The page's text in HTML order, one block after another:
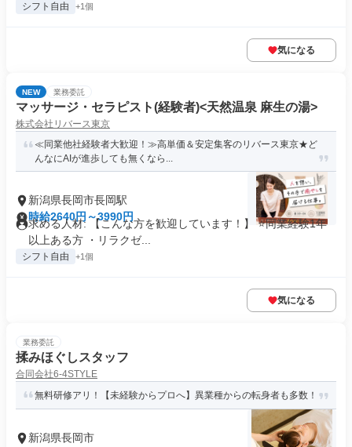
シフト自由 +1個
気になる
NEW 業務委託
マッサージ・セラピスト(経験者)<天然温泉 麻生の湯>
株式会社リバース東京
≪同業他社経験者大歓迎！≫高単価＆安定集客のリバース東京★ど
んなにAIが進歩しても無くなら...
新潟県長岡市長岡駅
時給2640円～3990円
求める人材: 【こんな方を歓迎しています！】 ⭐️同業経験1年
以上ある方 ・リラクゼ...
シフト自由 +1個
気になる
業務委託
揉みほぐしスタッフ
合同会社6-4STYLE
無料研修アリ！【未経験からプロへ】異業種からの転身者も多数！
新潟県長岡市